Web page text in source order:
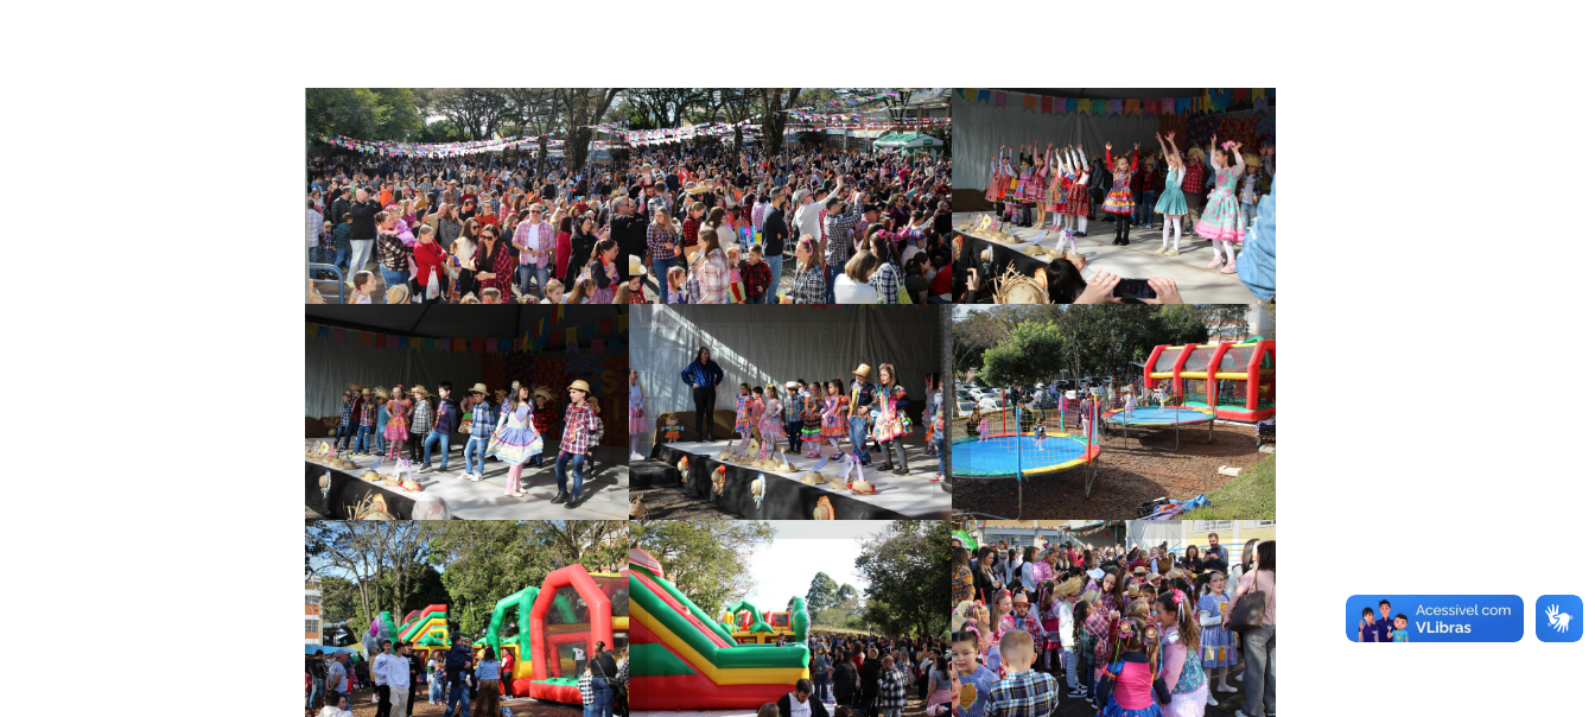
Cerca de cinco mil
pessoas estiveram
presentes na Festa
Junina
Cerca de cinco mil
pessoas estiveram
presentes na Festa
Junina
Apresentações
artísticas foram as
grandes atrações do
evento
Apresentações
artísticas foram as
grandes atrações do
evento
Apresentações
artísticas foram as
grandes atrações do
evento
Brinquedos infláveis,
neste ano, ocuparam
parte do
estacionamento do
Câmpus
Brinquedos infláveis,
neste ano, ocuparam
parte do
estacionamento do
Câmpus
Brinquedos infláveis,
neste ano, ocuparam
parte do
estacionamento do
Câmpus
Brinquedos infláveis,
neste ano, ocuparam
parte do
estacionamento do
Câmpus